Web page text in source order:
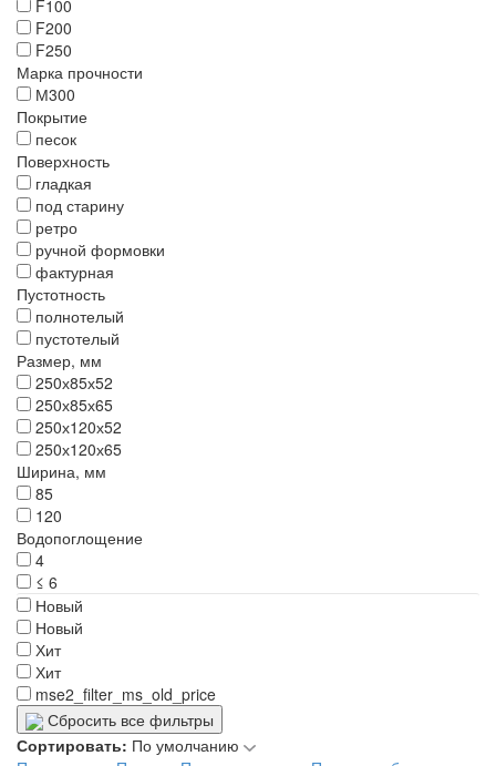
F100
F200
F250
Марка прочности
М300
Покрытие
песок
Поверхность
гладкая
под старину
ретро
ручной формовки
фактурная
Пустотность
полнотелый
пустотелый
Размер, мм
250х85х52
250х85х65
250х120х52
250х120х65
Ширина, мм
85
120
Водопоглощение
4
≤ 6
Новый
Новый
Хит
Хит
mse2_filter_ms_old_price
Сбросить все фильтры
Сортировать: По умолчанию